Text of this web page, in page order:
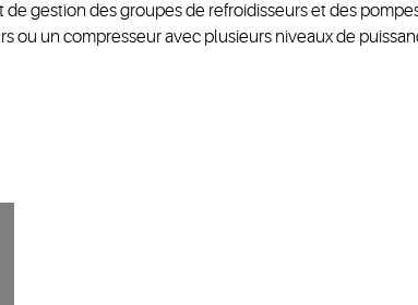
gestion des groupes de refroidisseurs et des
ou un compresseur avec plusieurs niveaux de